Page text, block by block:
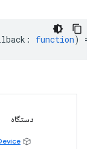
: function) =>
دستگاه